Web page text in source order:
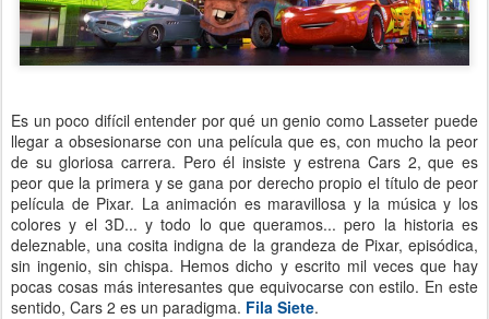
Es un poco difícil entender por qué un genio como Lasseter puede
llegar a obsesionarse con una película que es, con mucho la peor
de su gloriosa carrera. Pero él insiste y estrena Cars 2, que es
peor que la primera y se gana por derecho propio el título de peor
película de Pixar. La animación es maravillosa y la música y los
colores y el 3D... y todo lo que queramos... pero la historia es
deleznable, una cosita indigna de la grandeza de Pixar, episódica,
sin ingenio, sin chispa. Hemos dicho y escrito mil veces que hay
pocas cosas más interesantes que equivocarse con estilo. En este
sentido, Cars 2 es un paradigma. Fila Siete.